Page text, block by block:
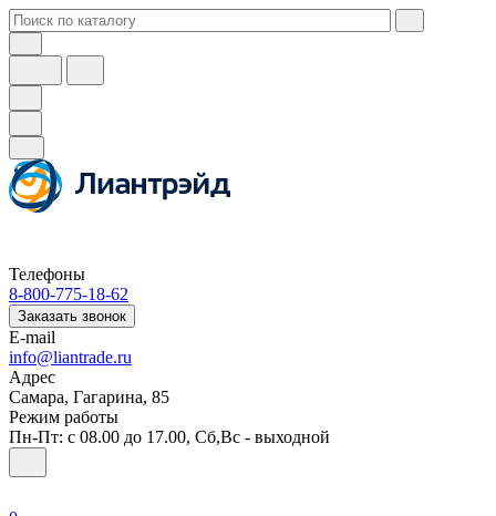
Телефоны
8-800-775-18-62
Заказать звонок
E-mail
info@liantrade.ru
Адрес
Самара, Гагарина, 85
Режим работы
Пн-Пт: c 08.00 до 17.00, Cб,Вс - выходной